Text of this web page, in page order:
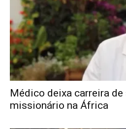
Médico deixa carreira
missionário na África